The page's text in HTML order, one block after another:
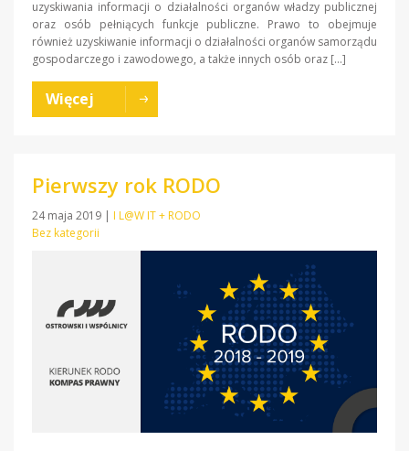
uzyskiwania informacji o działalności organów władzy publicznej
oraz osób pełniących funkcje publiczne. Prawo to obejmuje
również uzyskiwanie informacji o działalności organów samorządu
gospodarczego i zawodowego, a także innych osób oraz […]
Więcej
Pierwszy rok RODO
24 maja 2019 | I L@W IT + RODO
Bez kategorii